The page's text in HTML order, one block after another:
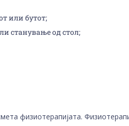
или бутот;
станување од стол;
физиотерапијата.